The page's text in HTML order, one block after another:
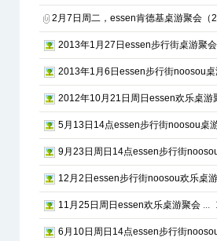
2月7日周二，essen肯德基桌游聚会（2
2013年1月27日essen步行街桌游聚会
2013年1月6日essen步行街noosou
2012年10月21日周日essen欢乐桌游
5月13日14点essen步行街noosou桌
9月23日周日14点essen步行街
12月2日essen步行街noosou欢乐桌
11月25日周日essen欢乐桌游聚会 ...
6月10日周日14点essen步行街